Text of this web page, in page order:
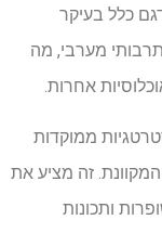
כלל בעיקר
מערבי, מה
אחרות.
ממוקדות
זה מציע את
ותכונות